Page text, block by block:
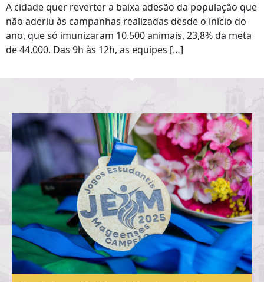
A cidade quer reverter a baixa adesão da população que
não aderiu às campanhas realizadas desde o início do
ano, que só imunizaram 10.500 animais, 23,8% da meta
de 44.000. Das 9h às 12h, as equipes […]